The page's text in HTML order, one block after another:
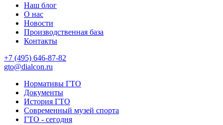
Наш блог
О нас
Новости
Производственная база
Контакты
+7 (495) 646-87-82
gto@dialcon.ru
Нормативы ГТО
Документы
История ГТО
Современный музей спорта
ГТО - сегодня